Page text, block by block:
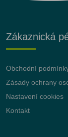
Zákaznická
Obchodní
Zásady ochrany
Nastavení cookies
Kontakt